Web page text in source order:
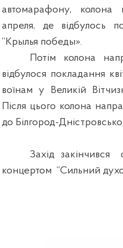
автомарафону,
апреля, де відбулось
“Крылья победы».
Потім колона
відбулося покладання
воїнам у Великій
Після цього колона
до Білгород-
Захід закінчився
концертом “Сильний